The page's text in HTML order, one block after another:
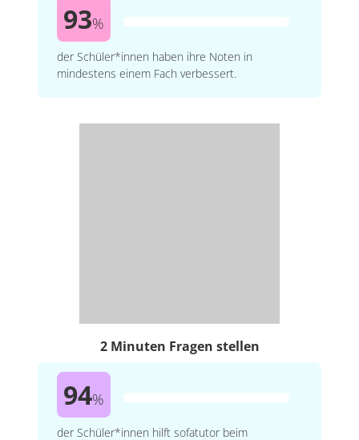
93%
der Schüler*innen haben ihre Noten in
mindestens einem Fach verbessert.
2 Minuten Fragen stellen
94%
der Schüler*innen hilft sofatutor beim